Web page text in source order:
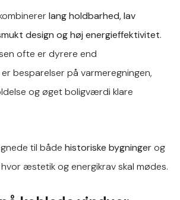
lang holdbarhed, lav
design og høj energieffektivitet.
ofte er dyrere end
besparelser på varmeregningen,
og øget boligværdi klare
til både historiske bygningerog
hvor æstetik og energikrav skal mødes.